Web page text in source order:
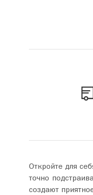
Откройте для
точно
создают